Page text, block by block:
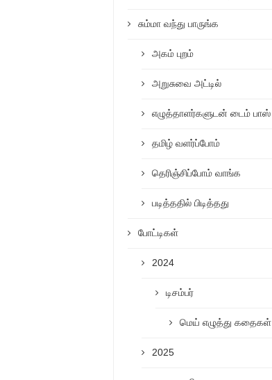
சும்மா வந்து பாருங்க
அகம் புறம்
அறுசுவை அட்டில்
எழுத்தாளர்களுடன் டைம் பாஸ்
தமிழ் வளர்ப்போம்
தெரிஞ்சிப்போம் வாங்க
படித்ததில் பிடித்தது
போட்டிகள்
2024
டிசம்பர்
மெய் எழுத்து கதைகள்
2025